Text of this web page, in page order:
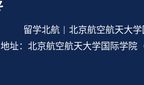
留学北航 | 北京航空航天大学
地址：北京航空航天大学国际学院